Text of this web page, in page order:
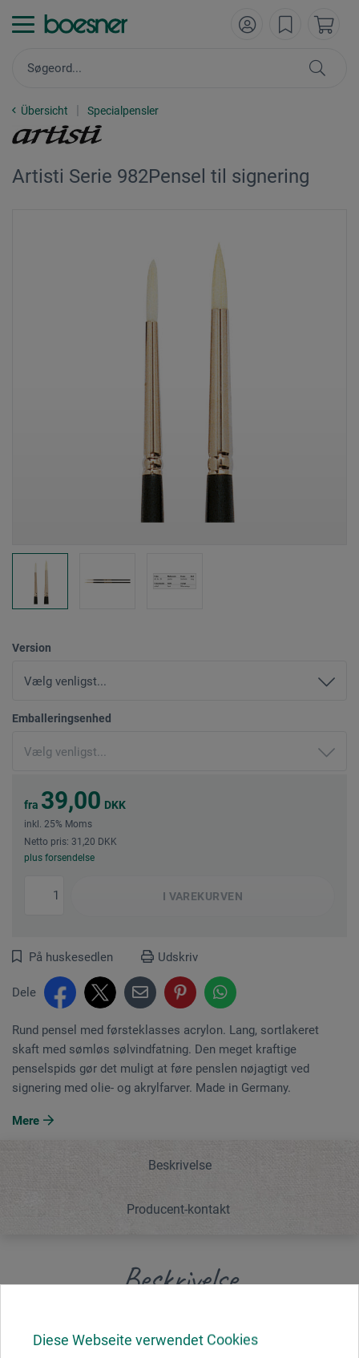
Diese Webseite verwendet Cookies
Übersicht Specialpensler
Artisti Serie 982Pensel til signering
Version
Emballeringsenhed
fra 39,00 DKK
inkl. 25% Moms
Netto pris: 31,20 DKK
plus forsendelse
I VAREKURVEN
På huskesedlen Udskriv
Dele
Rund pensel med førsteklasses acrylon. Lang, sortlakeret
skaft med sømløs sølvindfatning. Den meget kraftige
penselspids gør det muligt at føre penslen nøjagtigt ved
signering med olie- og akrylfarver. Made in Germany.
Mere
Beskrivelse
Producent-kontakt
Beskrivelse
skaft med sømløs sølvindfatning. Den meget kraftige